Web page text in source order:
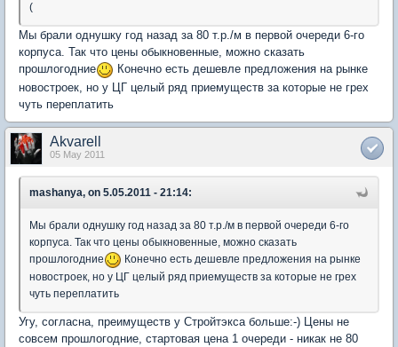
(
Мы брали однушку год назад за 80 т.р./м в первой очереди 6-го
корпуса. Так что цены обыкновенные, можно сказать
прошлогодние
Конечно есть дешевле предложения на рынке
новостроек, но у ЦГ целый ряд приемуществ за которые не грех
чуть переплатить
Akvarell
05 May 2011
mashanya, on 5.05.2011 - 21:14:
Мы брали однушку год назад за 80 т.р./м в первой очереди 6-го
корпуса. Так что цены обыкновенные, можно сказать
прошлогодние
Конечно есть дешевле предложения на рынке
новостроек, но у ЦГ целый ряд приемуществ за которые не грех
чуть переплатить
Угу, согласна, преимуществ у Стройтэкса больше:-) Цены не
совсем прошлогодние, стартовая цена 1 очереди - никак не 80